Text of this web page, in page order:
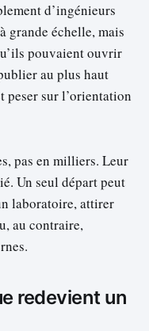
d’ingénieurs
grande échelle, mais
pouvaient ouvrir
au plus haut
peser sur l’orientation
pas en milliers. Leur
Un seul départ peut
laboratoire, attirer
au contraire,
redevient un